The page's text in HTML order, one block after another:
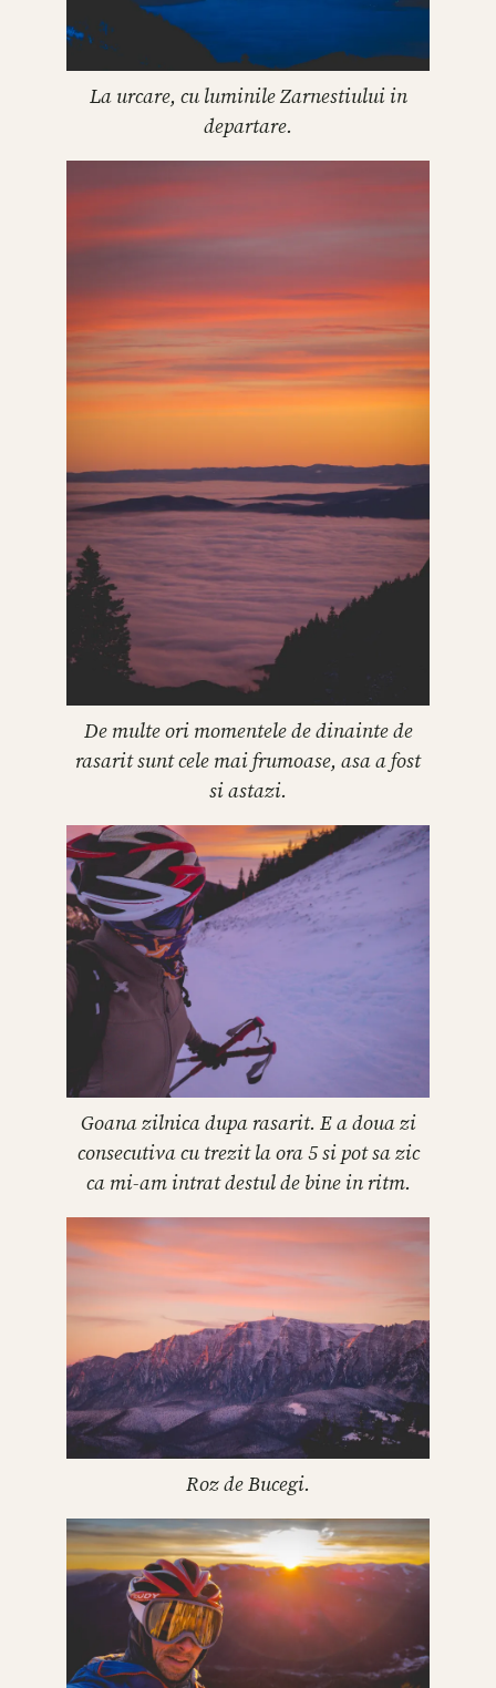
La urcare, cu luminile Zarnestiului in
departare.
De multe ori momentele de dinainte de
rasarit sunt cele mai frumoase, asa a fost
si astazi.
Goana zilnica dupa rasarit. E a doua zi
consecutiva cu trezit la ora 5 si pot sa zic
ca mi-am intrat destul de bine in ritm.
Roz de Bucegi.